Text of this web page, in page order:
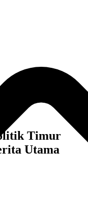
Timur
Utama